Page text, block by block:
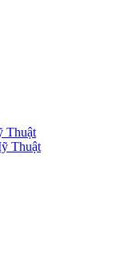
Thuật
Thuật